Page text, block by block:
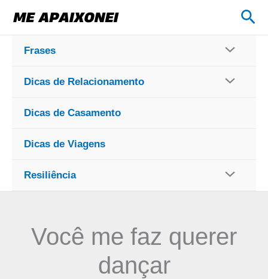
para
conteúdo
Frases
Dicas de Relacionamento
Dicas de Casamento
Dicas de Viagens
Resiliência
Você me faz querer
dançar